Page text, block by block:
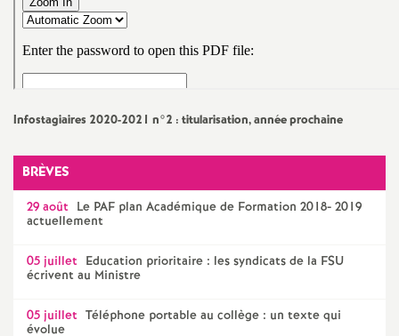
d
d
g
r
Infostagiaires 2020-2021 n°2 : titularisation, année prochaine
BRÈVES
29 août Le PAF plan Académique de Formation 2018- 2019
actuellement
05 juillet Education prioritaire : les syndicats de la FSU
écrivent au Ministre
05 juillet Téléphone portable au collège : un texte qui
évolue